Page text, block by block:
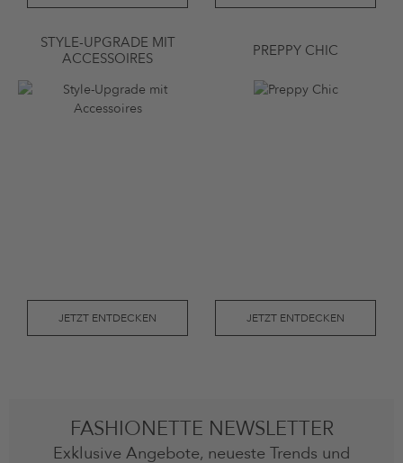
STYLE-UPGRADE MIT
ACCESSOIRES
JETZT ENTDECKEN
PREPPY CHIC
JETZT ENTDECKEN
FASHIONETTE NEWSLETTER
Exklusive Angebote, neueste Trends und